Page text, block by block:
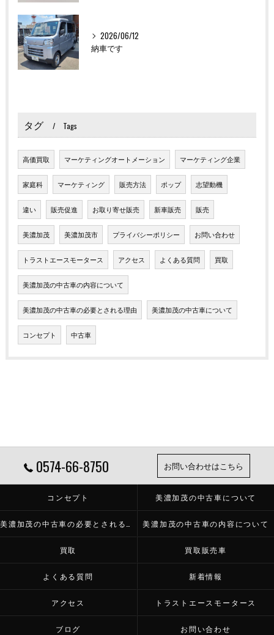
2026/06/12
納車です
タグ Tags
高価買取 マーケティングオートメーション マーケティング企業
家庭科 マーケティング 販売方法 ポップ 志望動機
違い 販売促進 お取り寄せ販売 新車販売 販売
美濃加茂 美濃加茂市 プライバシーポリシー お問い合わせ
トラストエースモータース アクセス よくある質問 買取
美濃加茂の中古車の内容について
美濃加茂の中古車の必要とされる理由 美濃加茂の中古車について
コンセプト 中古車
0574-66-8750 お問い合わせはこちら
コンセプト 美濃加茂の中古車について
美濃加茂の中古車の内容について
買取 買取販売車
よくある質問 新着情報
アクセス トラストエースモータース
ブログ お問い合わせ